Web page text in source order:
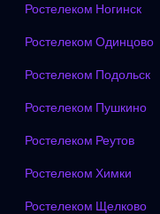
Ростелеком Ногинск
Ростелеком Одинцово
Ростелеком Подольск
Ростелеком Пушкино
Ростелеком Реутов
Ростелеком Химки
Ростелеком Щелково